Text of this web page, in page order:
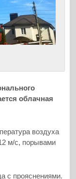
облачная
воздуха
м/с, порывами
с прояснениями.